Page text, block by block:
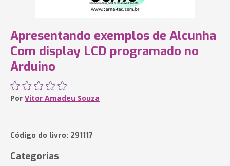
Apresentando exemplos de Alcunha
Com display LCD programado no
Arduino
Por Vitor Amadeu Souza
Código do livro: 291117
Categorias